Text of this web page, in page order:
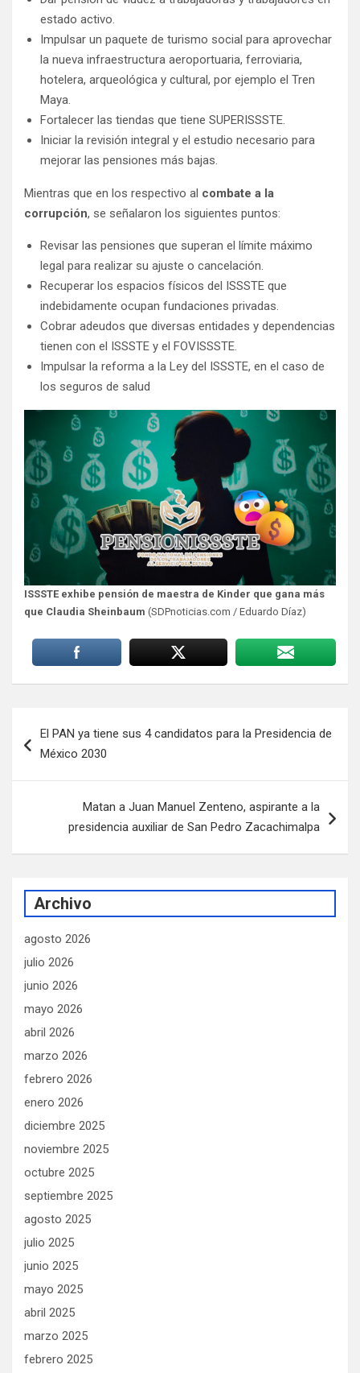
estado activo.
Impulsar un paquete de turismo social para aprovechar
la nueva infraestructura aeroportuaria, ferroviaria,
hotelera, arqueológica y cultural, por ejemplo el Tren
Maya.
Fortalecer las tiendas que tiene SUPERISSSTE.
Iniciar la revisión integral y el estudio necesario para
mejorar las pensiones más bajas.
Mientras que en los respectivo al combate a la
corrupción, se señalaron los siguientes puntos:
Revisar las pensiones que superan el límite máximo
legal para realizar su ajuste o cancelación.
Recuperar los espacios físicos del ISSSTE que
indebidamente ocupan fundaciones privadas.
Cobrar adeudos que diversas entidades y dependencias
tienen con el ISSSTE y el FOVISSSTE.
Impulsar la reforma a la Ley del ISSSTE, en el caso de
los seguros de salud
ISSSTE exhibe pensión de maestra de Kinder que gana más
que Claudia Sheinbaum (SDPnoticias.com / Eduardo Díaz)
de
El PAN ya tiene sus 4 candidatos para la Presidencia de
México 2030
Matan a Juan Manuel Zenteno, aspirante a la
presidencia auxiliar de San Pedro Zacachimalpa
Archivo
agosto 2026
julio 2026
junio 2026
mayo 2026
abril 2026
marzo 2026
febrero 2026
enero 2026
diciembre 2025
noviembre 2025
octubre 2025
septiembre 2025
agosto 2025
julio 2025
junio 2025
mayo 2025
abril 2025
marzo 2025
febrero 2025